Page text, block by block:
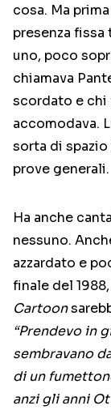
cosa. Ma
presenza
uno, poco
chiamava
scordato e chi
accomodava.
sorta di
prove generali.
Ha anche
nessuno.
azzardato e
finale del 1988,
Cartoon
“Prendevo in
sembravano
di un
anzi gli anni